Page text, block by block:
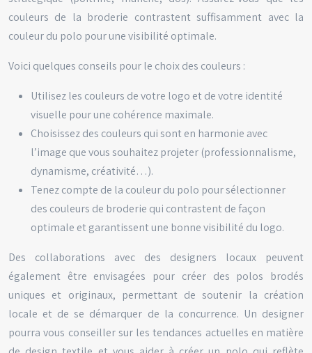
couleurs de la broderie contrastent suffisamment avec la
couleur du polo pour une visibilité optimale.
Voici quelques conseils pour le choix des couleurs :
Utilisez les couleurs de votre logo et de votre identité
visuelle pour une cohérence maximale.
Choisissez des couleurs qui sont en harmonie avec
l’image que vous souhaitez projeter (professionnalisme,
dynamisme, créativité…).
Tenez compte de la couleur du polo pour sélectionner
des couleurs de broderie qui contrastent de façon
optimale et garantissent une bonne visibilité du logo.
Des collaborations avec des designers locaux peuvent
également être envisagées pour créer des polos brodés
uniques et originaux, permettant de soutenir la création
locale et de se démarquer de la concurrence. Un designer
pourra vous conseiller sur les tendances actuelles en matière